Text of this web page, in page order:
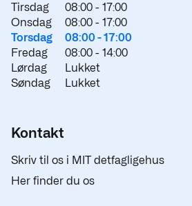
Tirsdag
08:00 - 17:00
Onsdag
08:00 - 17:00
Torsdag
08:00 -17:00
Fredag
08:00 - 14:00
Lørdag
Lukket
Søndag
Lukket
Kontakt
Skriv til os i MIT detfagligehus
Her finder du os